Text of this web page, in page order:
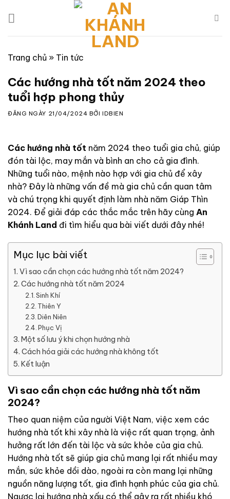
Trang chủ » Tin tức
Các hướng nhà tốt năm 2024 theo
tuổi hợp phong thủy
ĐĂNG NGÀY 21/04/2024 BỞIIDBIEN
Các hướng nhà tốt năm 2024 theo tuổi gia chủ, giúp
đón tài lộc, may mắn và bình an cho cả gia đình.
Những tuổi nào, mệnh nào hợp với gia chủ để xây
nhà? Đây là những vấn đề mà gia chủ cần quan tâm
và chú trọng khi quyết định làm nhà năm Giáp Thìn
2024. Để giải đáp các thắc mắc trên hãy cùng An
Khánh Land đi tìm hiểu qua bài viết dưới đây nhé!
Mục lục bài viết
Vì sao cần chọn các hướng nhà tốt năm 2024?
Các hướng nhà tốt năm 2024
Sinh Khí
Thiên Y
Diên Niên
Phục Vị
Một số lưu ý khi chọn hướng nhà
Cách hóa giải các hướng nhà không tốt
Kết luận
Vì sao cần chọn các hướng nhà tốt năm
2024?
Theo quan niệm của người Việt Nam, việc xem các
hướng nhà tốt khi xây nhà là việc rất quan trọng, ảnh
hưởng rất lớn đến tài lộc và sức khỏe của gia chủ.
Hướng nhà tốt sẽ giúp gia chủ mang lại rất nhiều may
mắn, sức khỏe dồi dào, ngoài ra còn mang lại những
nguồn năng lượng tốt, gia đình hạnh phúc của gia chủ.
Ngược lại hướng nhà xấu có thể gây ra rất nhiều khó